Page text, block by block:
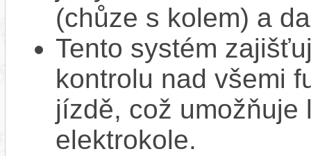
(chůze s kolem) a
Tento systém
kontrolu nad všemi
jízdě, což
elektrokole.